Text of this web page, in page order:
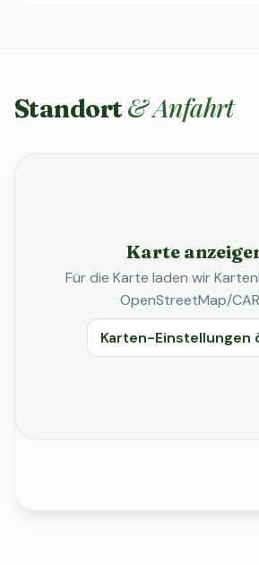
Standort & Anfahrt
Karte
Für die Karte laden wir
OpenStreetMap/
Karten-Einstellungen